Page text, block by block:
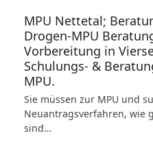
MPU Nettetal;
Drogen-MPU
Vorbereitung in
Schulungs- &
MPU.
Sie müssen zur MPU und
Neuantragsverfahren, wie
sind…